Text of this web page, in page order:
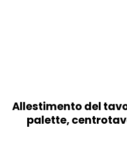
Allestimento del
palette,